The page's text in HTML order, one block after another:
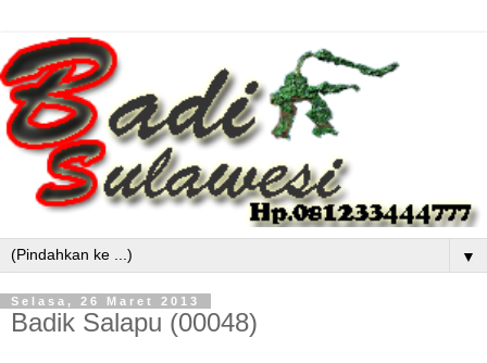
▼
Selasa, 26 Maret 2013
Badik Salapu (00048)